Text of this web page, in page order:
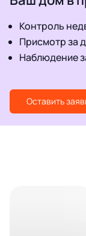
Контроль
Присмотр за
Наблюдение
Оставить